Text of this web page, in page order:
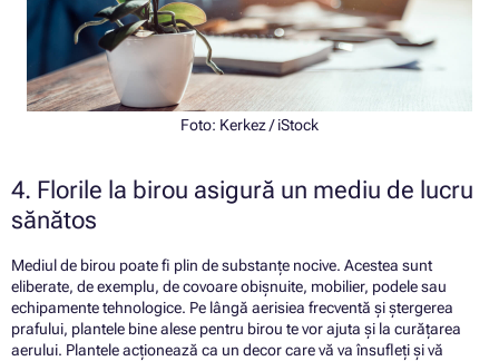
Foto: Kerkez/ iStock
4. Florile la birou asigură un mediu de lucru
sănătos
Mediul de birou poate fi plin de substanțe nocive. Acestea sunt
eliberate, de exemplu, de covoare obișnuite, mobilier, podele sau
echipamente tehnologice. Pe lângă aerisiea frecventă și ștergerea
prafului, plantele bine alese pentru birou te vor ajuta și la curățarea
aerului. Plantele acționează ca un decor care vă va însufleți și vă